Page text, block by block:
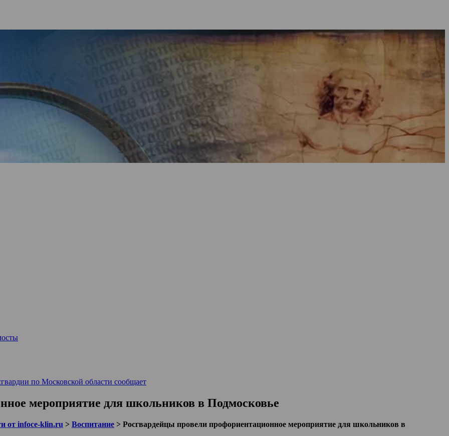
по Московской области сообщает
мероприятие для школьников в Подмосковье
от infoce-klin.ru > Воспитание > Росгвардейцы провели профориентационное мероприятие для школьников в